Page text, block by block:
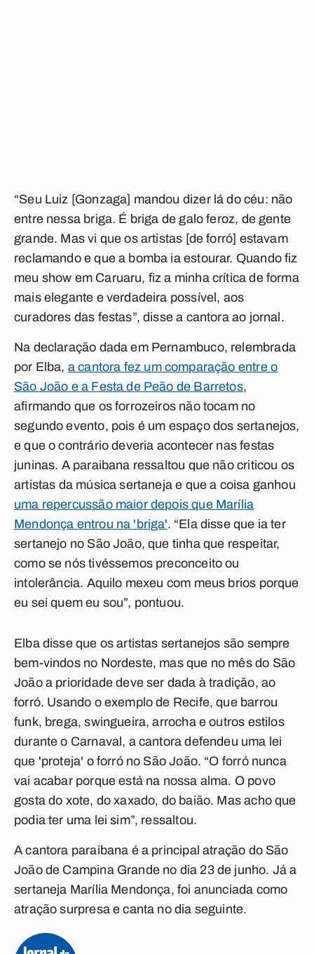
“Seu Luiz [Gonzaga] mandou dizer lá do céu: não
entre nessa briga. É briga de galo feroz, de gente
grande. Mas vi que os artistas [de forró] estavam
reclamando e que a bomba ia estourar. Quando fiz
meu show em Caruaru, fiz a minha crítica de forma
mais elegante e verdadeira possível, aos
curadores das festas”, disse a cantora ao jornal.
Na declaração dada em Pernambuco, relembrada
por Elba, a cantora fez um comparação entre o
São João e a Festa de Peão de Barretos,
afirmando que os forrozeiros não tocam no
segundo evento, pois é um espaço dos sertanejos,
e que o contrário deveria acontecer nas festas
juninas. A paraibana ressaltou que não criticou os
artistas da música sertaneja e que a coisa ganhou
uma repercussão maior depois que Marília
Mendonça entrou na 'briga'. “Ela disse que ia ter
sertanejo no São João, que tinha que respeitar,
como se nós tivéssemos preconceito ou
intolerância. Aquilo mexeu com meus brios porque
eu sei quem eu sou”, pontuou.
Elba disse que os artistas sertanejos são sempre
bem-vindos no Nordeste, mas que no mês do São
João a prioridade deve ser dada à tradição, ao
forró. Usando o exemplo de Recife, que barrou
funk, brega, swingueira, arrocha e outros estilos
durante o Carnaval, a cantora defendeu uma lei
que 'proteja' o forró no São João. “O forró nunca
vai acabar porque está na nossa alma. O povo
gosta do xote, do xaxado, do baião. Mas acho que
podia ter uma lei sim”, ressaltou.
A cantora paraibana é a principal atração do São
João de Campina Grande no dia 23 de junho. Já a
sertaneja Marília Mendonça, foi anunciada como
atração surpresa e canta no dia seguinte.